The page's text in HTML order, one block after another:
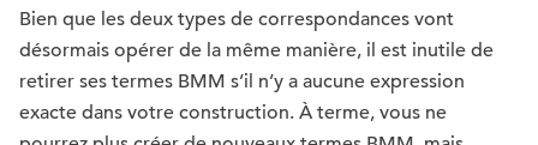
Bien que les deux types de correspondances vont
désormais opérer de la même manière, il est inutile de
retirer ses termes BMM s’il n’y a aucune expression
exacte dans votre construction. À terme, vous ne